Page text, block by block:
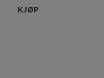
KJØP